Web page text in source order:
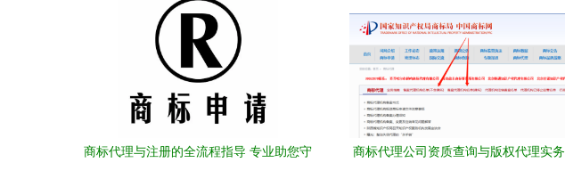
商标代理与注册的全流程指导 专业助您守
商标代理公司资质查询与版权代理实